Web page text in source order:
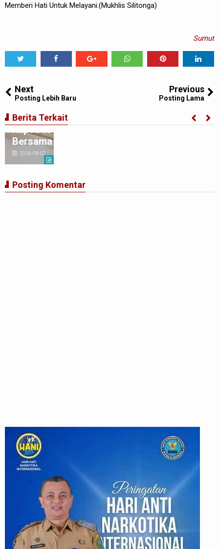
Memberi Hati Untuk Melayani.(Mukhlis Silitonga)
Sumut
Next
Posting Lebih Baru
Previous
Posting Lama
Berita Terkait
Kapolres Binjai Rajut Kebersamaan
Bersama Komunitas Ojek Online Kota Binjai
2026-08-07
Posting Komentar